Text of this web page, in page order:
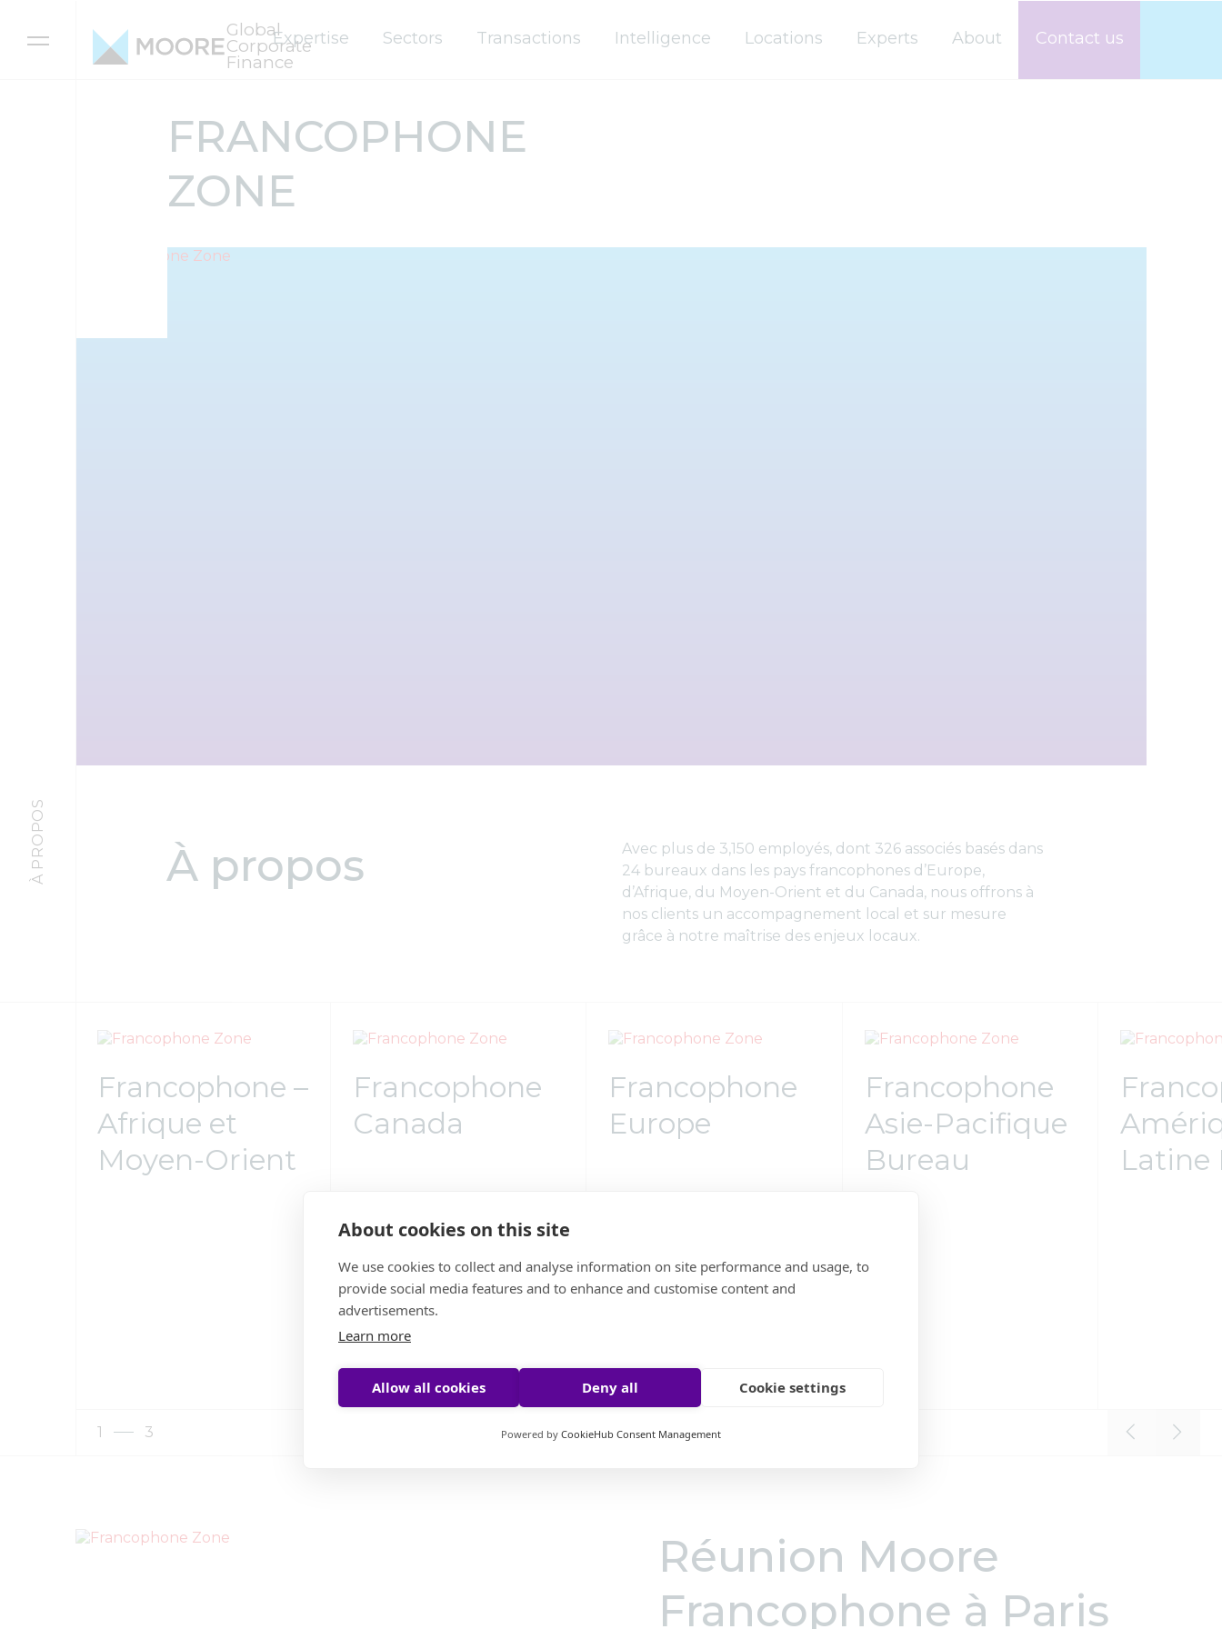
About cookies on this site
We use cookies to collect and analyse information on site performance and usage, to
provide social media features and to enhance and customise content and
advertisements.
Learn more
Allow all cookies Deny all Cookie settings
Powered by CookieHub Consent Management
Global
Corporate
Finance
Expertise Sectors Transactions Intelligence Locations Experts About Contact us
FRANCOPHONE
ZONE
À PROPOS À propos
Avec plus de 3,150 employés, dont 326 associés basés dans
24 bureaux dans les pays francophones d’Europe,
d’Afrique, du Moyen-Orient et du Canada, nous offrons à
nos clients un accompagnement local et sur mesure
grâce à notre maîtrise des enjeux locaux.
Francophone –
Afrique et
Moyen-Orient
Francophone
Canada
Francophone
Europe
Francophone
Asie-Pacifique
Bureau
Latine
1 3
Réunion Moore
Francophone à Paris